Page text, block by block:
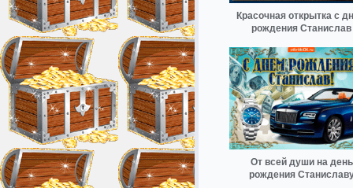
Красочная открытка с
рождения Станислав
От всей души на день
рождения